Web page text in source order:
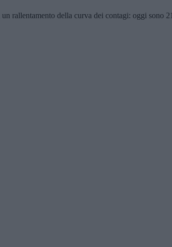
rallentamento della curva dei contagi: oggi sono